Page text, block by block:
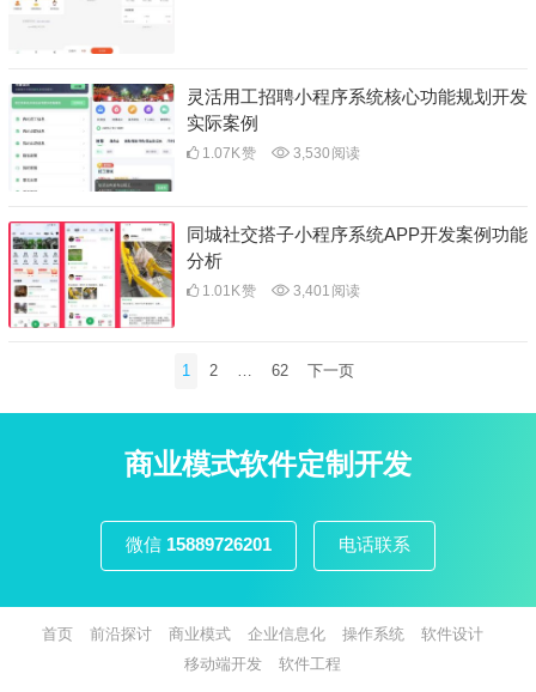
灵活用工招聘小程序系统核心功能规划开发
实际案例
1.07K赞 3,530 阅读
同城社交搭子小程序系统APP开发案例功能
分析
1.01K赞 3,401 阅读
分
1 2 62 下一页
商业模式软件定制开发
微信 15889726201 电话联系
首页 前沿探讨 商业模式 企业信息化 操作系统
软件设计
移动端开发
软件工程